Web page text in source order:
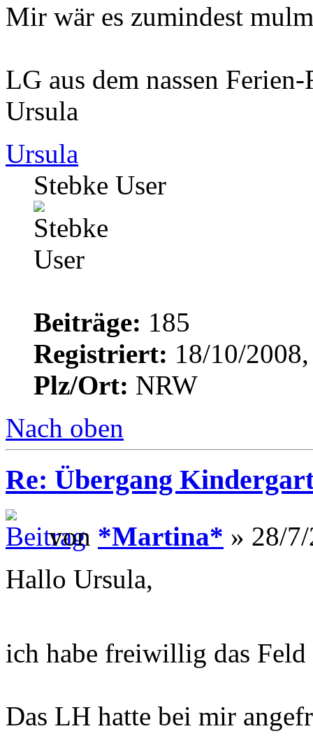
Mir wär es zumindest
LG aus dem nassen
Ursula
Ursula
Stebke User
Beiträge: 185
Registriert: 18/10/
Plz/Ort: NRW
Nach oben
Re: Übergang
von *Martina* » 28/
Hallo Ursula,
ich habe freiwillig das
Das LH hatte bei mir